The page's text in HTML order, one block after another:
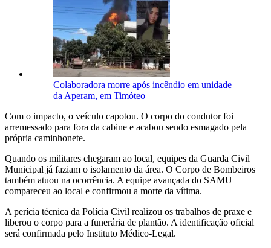
Colaboradora morre após incêndio em unidade
da Aperam, em Timóteo
Com o impacto, o veículo capotou. O corpo do condutor foi
arremessado para fora da cabine e acabou sendo esmagado pela
própria caminhonete.
Quando os militares chegaram ao local, equipes da Guarda Civil
Municipal já faziam o isolamento da área. O Corpo de Bombeiros
também atuou na ocorrência. A equipe avançada do SAMU
compareceu ao local e confirmou a morte da vítima.
A perícia técnica da Polícia Civil realizou os trabalhos de praxe e
liberou o corpo para a funerária de plantão. A identificação oficial
será confirmada pelo Instituto Médico-Legal.